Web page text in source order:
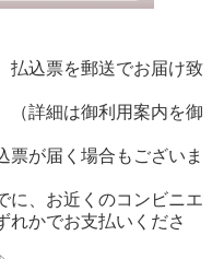
払込票を郵送でお届け致
（詳細は御利用案内を御
が届く場合もございま
に、お近くのコンビニエ
れかでお支払いくださ